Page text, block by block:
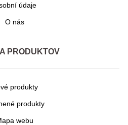
údaje
O nás
PRODUKTOV
produkty
produkty
webu